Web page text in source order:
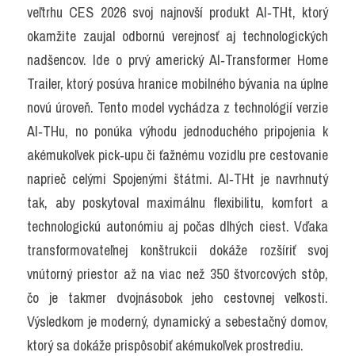
veľtrhu CES 2026 svoj najnovší produkt AI‑THt, ktorý
okamžite zaujal odbornú verejnosť aj technologických
nadšencov. Ide o prvý americký AI‑Transformer Home
Trailer, ktorý posúva hranice mobilného bývania na úplne
novú úroveň. Tento model vychádza z technológií verzie
AI‑THu, no ponúka výhodu jednoduchého pripojenia k
akémukoľvek pick‑upu či ťažnému vozidlu pre cestovanie
naprieč celými Spojenými štátmi. AI‑THt je navrhnutý
tak, aby poskytoval maximálnu flexibilitu, komfort a
technologickú autonómiu aj počas dlhých ciest. Vďaka
transformovateľnej konštrukcii dokáže rozšíriť svoj
vnútorný priestor až na viac než 350 štvorcových stôp,
čo je takmer dvojnásobok jeho cestovnej veľkosti.
Výsledkom je moderný, dynamický a sebestačný domov,
ktorý sa dokáže prispôsobiť akémukoľvek prostrediu.